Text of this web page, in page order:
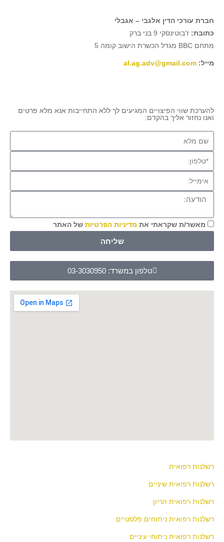
חברת עורכי הדין אלגבי – אגבלי
כתובת: ז'בוטינסקי 9 בני ברק
מתחם BBC מגדל הכשרת הישוב קומה 5
מייל: al.ag.adv@gmail.com
להערכת שווי הפיצויים המגיעים לך ללא התחייבות אנא מלא פרטים
ואנו נחזור אליך בהקדם:
מאשר/ת שקראתי את מדיניות הפרטיות של האתר
שליחה
טלפון במשרד: 03-3030950
רשלנות רפואית
רשלנות רפואית שיניים
רשלנות רפואית הריון
רשלנות רפואית ניתוחים פלסטיים
רשלנות רפואית ניתוחי עיניים